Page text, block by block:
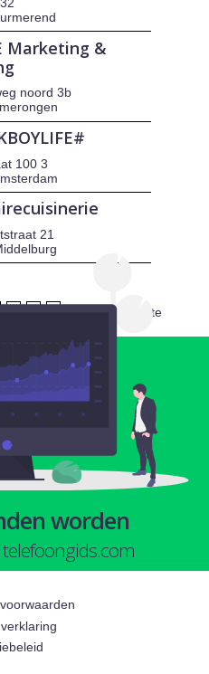
Marketing &
noord 3b
100 3
21
volgende laatste
worden